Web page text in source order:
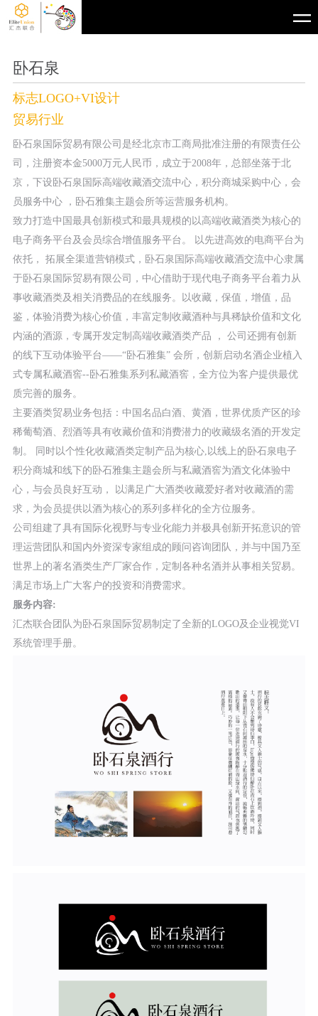
卧石泉
标志LOGO+VI设计
贸易行业
卧石泉国际贸易有限公司是经北京市工商局批准注册的有限责任公
司，注册资本金5000万元人民币，成立于2008年，总部坐落于北
京，下设卧石泉国际高端收藏酒交流中心，积分商城采购中心，会
员服务中心 ，卧石雅集主题会所等运营服务机构。
致力打造中国最具创新模式和最具规模的以高端收藏酒类为核心的
电子商务平台及会员综合增值服务平台。 以先进高效的电商平台为
依托， 拓展全渠道营销模式，卧石泉国际高端收藏酒交流中心隶属
于卧石泉国际贸易有限公司，中心借助于现代电子商务平台着力从
事收藏酒类及相关消费品的在线服务。以收藏，保值，增值，品
鉴，体验消费为核心价值，丰富定制收藏酒种与具稀缺价值和文化
内涵的酒源，专属开发定制高端收藏酒类产品 ， 公司还拥有创新
的线下互动体验平台——“卧石雅集” 会所，创新启动名酒企业植入
式专属私藏酒窖--卧石雅集系列私藏酒窖，全方位为客户提供最优
质完善的服务。
主要酒类贸易业务包括：中国名品白酒、黄酒，世界优质产区的珍
稀葡萄酒、烈酒等具有收藏价值和消费潜力的收藏级名酒的开发定
制。 同时以个性化收藏酒类定制产品为核心,以线上的卧石泉电子
积分商城和线下的卧石雅集主题会所与私藏酒窖为酒文化体验中
心，与会员良好互动， 以满足广大酒类收藏爱好者对收藏酒的需
求，为会员提供以酒为核心的系列多样化的全方位服务。
公司组建了具有国际化视野与专业化能力并极具创新开拓意识的管
理运营团队和国内外资深专家组成的顾问咨询团队，并与中国乃至
世界上的著名酒类生产厂家合作，定制各种名酒并从事相关贸易。
满足市场上广大客户的投资和消费需求。
服务内容:
汇杰联合团队为卧石泉国际贸易制定了全新的LOGO及企业视觉VI
系统管理手册。